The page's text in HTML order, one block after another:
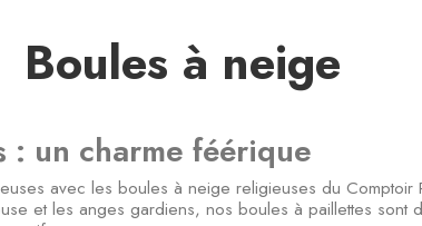
Boules à neige
: un charme féérique
avec les boules à neige religieuses du Comptoir
et les anges gardiens, nos boules à paillettes sont